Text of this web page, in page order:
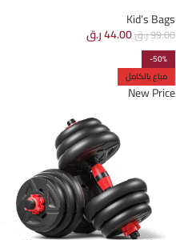
Kid’s Bags
99.00ر.ق44.00ر.ق
-50%
مباع بالكامل
New Price